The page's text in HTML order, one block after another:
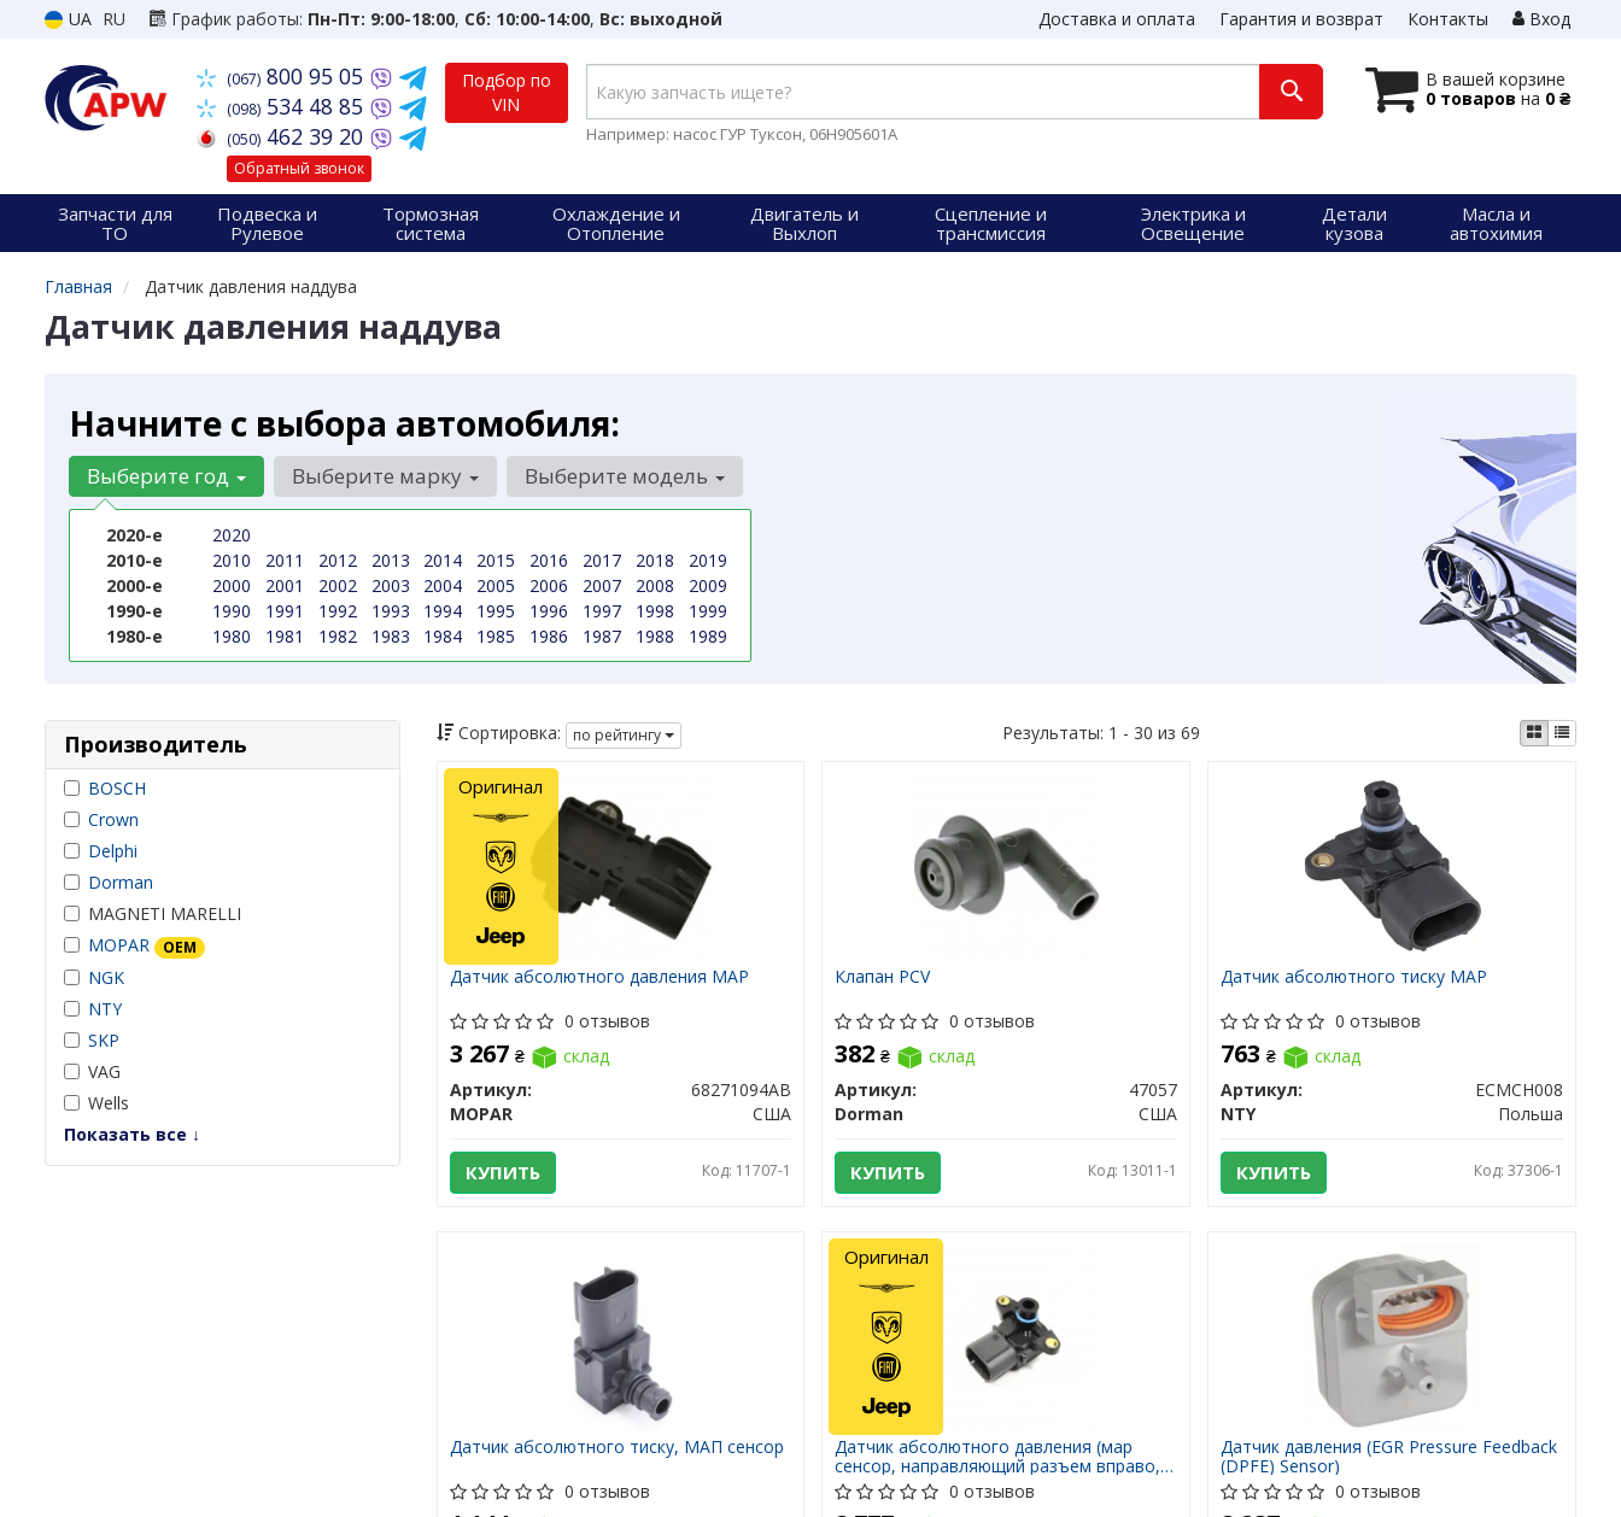
UA RU График работы: Пн-Пт: 9:00-18:00, Сб: 10:00-14:00, Вс: выходной Доставка и оплата Гарантия и возврат Контакты Вход
(067)800 95 05
(098)534 48 85
(050)462 39 20
Обратный звонок
Подбор по
VIN
В вашей корзине
0 товаровна 0 ₴
Например: насос ГУР Туксон, 06H905601A
Запчасти для
ТО
Подвеска и
Рулевое
Тормозная
система
Охлаждение и
Отопление
Двигатель и
Выхлоп
Сцепление и
трансмиссия
Электрика и
Освещение
Детали
кузова
Масла и
автохимия
Главная Датчик давления наддува
Датчик давления наддува
Начните с выбора автомобиля:
Выберите год
2020-е
2020
2010-е
2010 2011 2012 2013 2014 2015 2016 2017 2018
2019
2000-е
2000 2001 2002 2003 2004 2005 2006 2007 2008
2009
1990-е
1990 1991 1992 1993 1994 1995 1996 1997 1998
1999
1980-е
1980 1981 1982 1983 1984 1985 1986 1987 1988 1989
Выберите марку Выберите модель
Производитель
BOSCH
Crown
Delphi
Dorman
MAGNETI MARELLI
MOPAR
OEM
NGK
NTY
SKP
VAG
Wells
Показать все ↓
Сортировка: по рейтингу Результаты: 1 - 30 из 69
Датчик абсолютного давления MAP
0 отзывов
3 267 ₴
склад
Артикул:
68271094AB
MOPAR
США
КУПИТЬ Код: 11707-1
Оригинал
Клапан PCV
0 отзывов
382₴
склад
Артикул:
47057
Dorman
США
КУПИТЬ Код: 13011-1
Датчик абсолютного тиску MAP
0 отзывов
763₴
склад
Артикул:
ECMCH008
NTY
Польша
КУПИТЬ Код: 37306-1
Датчик абсолютного тиску, МАП сенсор
0 отзывов
Датчик абсолютного давления (мар
сенсор, направляющий разъем вправо,
разъемом на себя)0 отзывов
Оригинал
Датчик давления (EGR Pressure Feedback
(DPFE) Sensor)
0 отзывов